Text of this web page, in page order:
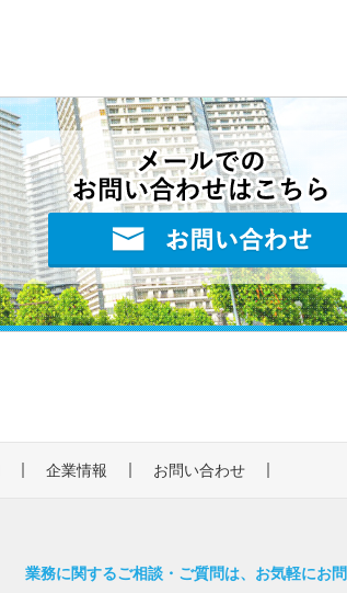
企業情報 お問い合わせ
業務に関するご相談・ご質問は、お気軽にお